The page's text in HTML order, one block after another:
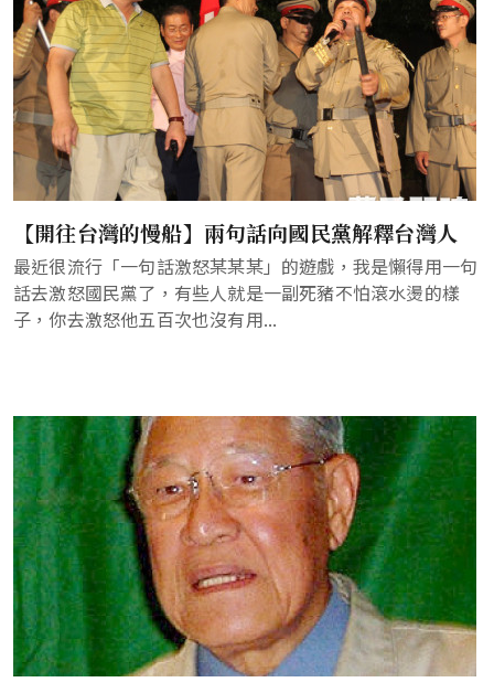
【開往台灣的慢船】兩句話向國民黨解釋台灣人
最近很流行「一句話激怒某某某」的遊戲，我是懶得用一句
話去激怒國民黨了，有些人就是一副死豬不怕滾水燙的樣
子，你去激怒他五百次也沒有用...